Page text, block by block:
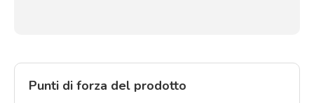
Punti di forza del prodotto